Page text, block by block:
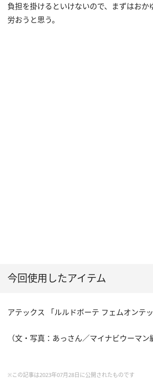
負担を掛けるといけないので、まずはおか
労おうと思う。
今回使用したアイテム
アテックス 「ルルドボーテ フェムオンテ
（文・写真：あっさん／マイナビウーマン
※この記事は2023年07月28日に公開されたものです